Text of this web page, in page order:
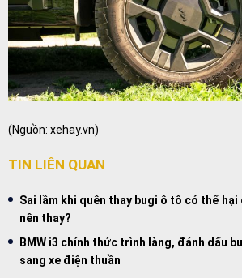
(Nguồn: xehay.vn)
TIN LIÊN QUAN
Sai lầm khi quên thay bugi ô tô có thể hại
nên thay?
BMW i3 chính thức trình làng, đánh dấu
sang xe điện thuần